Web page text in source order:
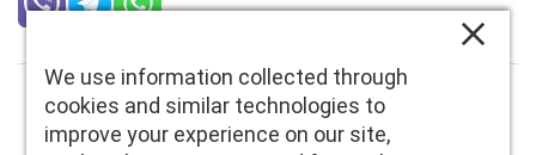
CopyrightMistrakov. All right reserved
We use information collected through
cookies and similar technologies to
improve your experience on our site,